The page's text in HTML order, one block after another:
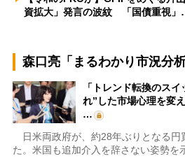
資拡大」発言の波紋 「国債重視
森口亮「まるわかり市況分析
「トレンド転換のス
れ”した市場心理を変
…
日米両政府が、約28年ぶりとなる円
た。米国も追加介入を辞さない姿勢を